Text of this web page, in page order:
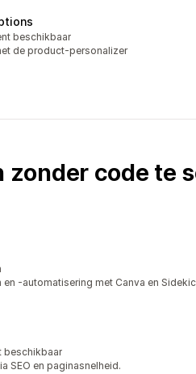
beschikbaar
de product-personalizer
zonder code te
-automatisering met Canva en
beschikbaar
SEO en paginasnelheid.